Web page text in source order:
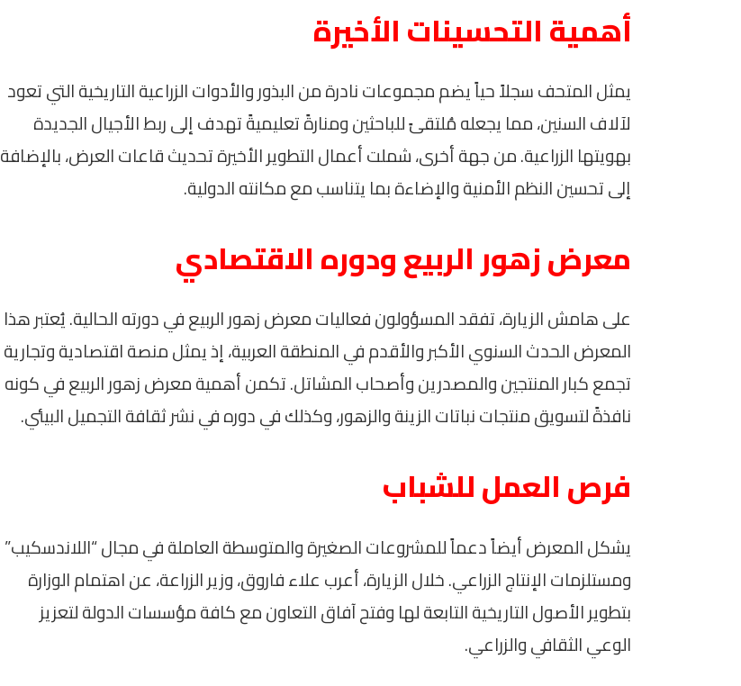
أهمية التحسينات الأخيرة
يمثل المتحف سجلاً حياً يضم مجموعات نادرة من البذور والأدوات الزراعية التاريخية التي تعود
لآلاف السنين، مما يجعله مُلتقىً للباحثين ومنارةً تعليميةً تهدف إلى ربط الأجيال الجديدة
بهويتها الزراعية. من جهة أخرى، شملت أعمال التطوير الأخيرة تحديث قاعات العرض، بالإضافة
إلى تحسين النظم الأمنية والإضاءة بما يتناسب مع مكانته الدولية.
معرض زهور الربيع ودوره الاقتصادي
على هامش الزيارة، تفقد المسؤولون فعاليات معرض زهور الربيع في دورته الحالية. يُعتبر هذا
المعرض الحدث السنوي الأكبر والأقدم في المنطقة العربية، إذ يمثل منصة اقتصادية وتجارية
تجمع كبار المنتجين والمصدرين وأصحاب المشاتل. تكمن أهمية معرض زهور الربيع في كونه
نافذةً لتسويق منتجات نباتات الزينة والزهور، وكذلك في دوره في نشر ثقافة التجميل البيئي.
فرص العمل للشباب
يشكل المعرض أيضاً دعماً للمشروعات الصغيرة والمتوسطة العاملة في مجال “اللاندسكيب”
ومستلزمات الإنتاج الزراعي. خلال الزيارة، أعرب علاء فاروق، وزير الزراعة، عن اهتمام الوزارة
بتطوير الأصول التاريخية التابعة لها وفتح آفاق التعاون مع كافة مؤسسات الدولة لتعزيز
الوعي الثقافي والزراعي.